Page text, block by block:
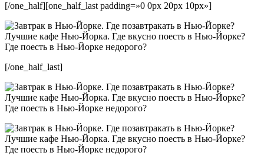
[/one_half][one_half_last padding=»0 0px 20px 10px»]
[/one_half_last]